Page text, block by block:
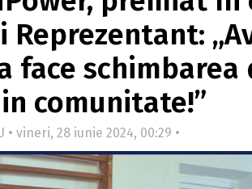
Reprezentant:
face schimbarea
comunitate!”
• vineri, 28 iunie 2024, 00:29 •